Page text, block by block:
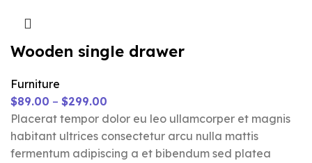
Wooden single drawer
Furniture
$89.00 – $299.00
Placerat tempor dolor eu leo ullamcorper et magnis
habitant ultrices consectetur arcu nulla mattis
fermentum adipiscing a et bibendum sed platea